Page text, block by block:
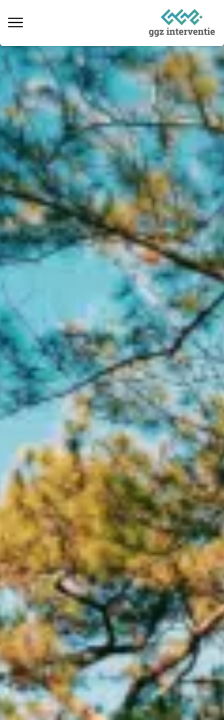
Behandeling verslaving
Informatie over verslaving
Ervaringsverhalen
Kosten & vergoedingen
Locaties behandeling
Interventie naaste
Informatieve artikelen
Vacatures
Contact